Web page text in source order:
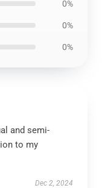
0%
0%
0%
and semi-
to my
Dec 2, 2024